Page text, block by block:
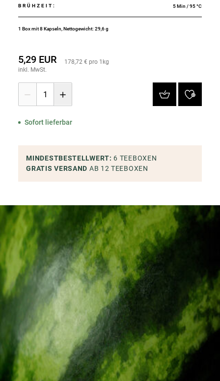
BRÜHZEIT: 5 Min / 95 °C
1 Box mit 8 Kapseln, Nettogewicht: 29,6 g
5,29 EUR
inkl. MwSt.
178,72 € pro 1kg
1
Sofort lieferbar
MINDESTBESTELLWERT: 6 TEEBOXEN
GRATIS VERSAND AB 12 TEEBOXEN